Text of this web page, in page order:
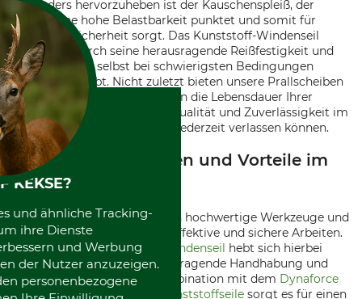
Besonders hervorzuheben ist der Kauschenspleiß, der
durch seine hohe Belastbarkeit punktet und somit für
maximale Sicherheit sorgt. Das Kunststoff-Windenseil
überzeugt durch seine herausragende Reißfestigkeit und
Flexibilität, die selbst bei schwierigsten Bedingungen
verlässlich bleibt. Nicht zuletzt bieten unsere Prallscheiben
optimalen Schutz und erhöhen die Lebensdauer Ihrer
Geräte. Dynaforce steht für Qualität und Zuverlässigkeit im
Forstbereich, auf die Sie sich jederzeit verlassen können.
Einsatzmöglichkeiten und Vorteile im
Forstbereich
Im Forstbereich erweisen sich hochwertige Werkzeuge und
Zubehör als unerlässlich für effektive und sichere Arbeiten.
DasDynaforce Kunststoff-Windenseil hebt sich hierbei
besonders durch seine hervorragende Handhabung und
Langlebigkeit hervor. In Kombination mit dem Dynaforce
Stahlgleiter für 14/16-mm-Kunststoffseile sorgt es für einen
KEKSE?
und ähnliche Tracking-
ihre Dienste
und Werbung
der Nutzer anzuzeigen.
personenbezogene